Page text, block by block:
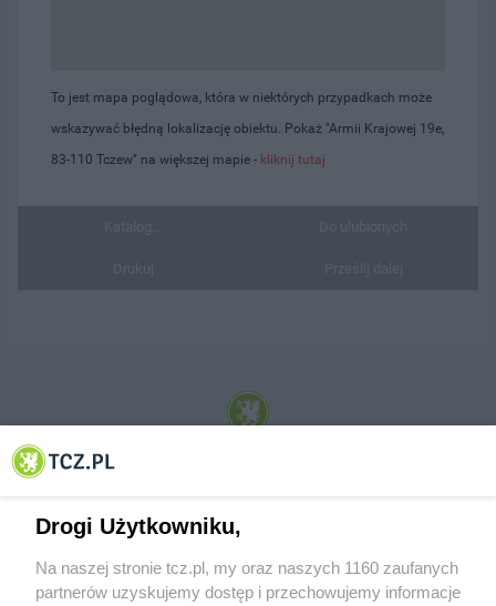
To jest mapa poglądowa, która w niektórych przypadkach może
wskazywać błędną lokalizację obiektu. Pokaż "Armii Krajowej 19e,
83-110 Tczew" na większej mapie - kliknij tutaj
© 2001-2026 Tczew - TCZ.PL Sp. z o.o. Internetowy Serwis Informacyjny Miasta
Drogi Użytkowniku,
Na naszej stronie tcz.pl, my oraz naszych 1160 zaufanych
partnerów uzyskujemy dostęp i przechowujemy informacje